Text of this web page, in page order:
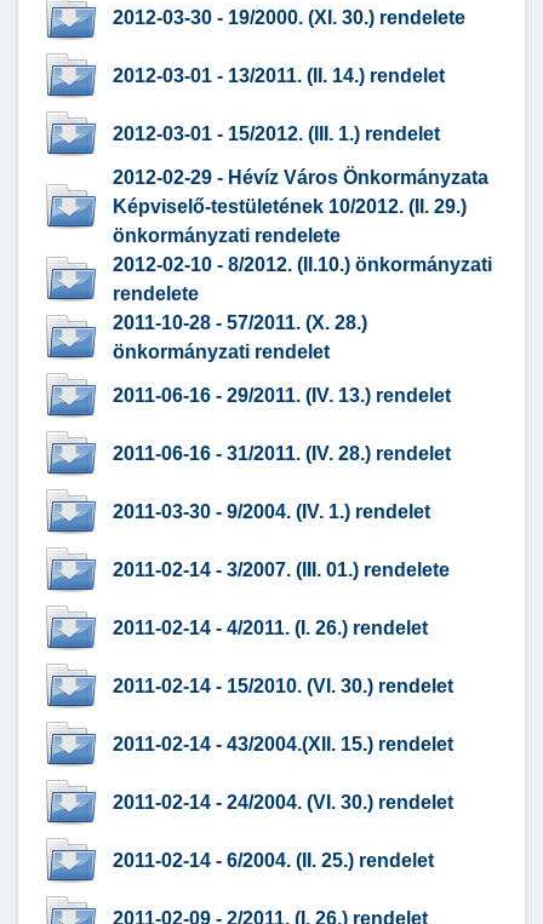
2012-03-30 - 19/2000. (XI. 30.) rendelete
2012-03-01 - 13/2011. (II. 14.) rendelet
2012-03-01 - 15/2012. (III. 1.) rendelet
2012-02-29 - Hévíz Város Önkormányzata
Képviselő-testületének 10/2012. (II. 29.)
önkormányzati rendelete
2012-02-10 - 8/2012. (II.10.) önkormányzati
rendelete
2011-10-28 - 57/2011. (X. 28.)
önkormányzati rendelet
2011-06-16 - 29/2011. (IV. 13.) rendelet
2011-06-16 - 31/2011. (IV. 28.) rendelet
2011-03-30 - 9/2004. (IV. 1.) rendelet
2011-02-14 - 3/2007. (III. 01.) rendelete
2011-02-14 - 4/2011. (I. 26.) rendelet
2011-02-14 - 15/2010. (VI. 30.) rendelet
2011-02-14 - 43/2004.(XII. 15.) rendelet
2011-02-14 - 24/2004. (VI. 30.) rendelet
2011-02-14 - 6/2004. (II. 25.) rendelet
2011-02-09 - 2/2011. (I. 26.) rendelet